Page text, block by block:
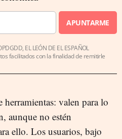
APUNTARME
EL LEÓN DE EL ESPAÑOL
facilitados con la finalidad de remitirle
herramientas: valen para lo
aunque no estén
ello. Los usuarios, bajo